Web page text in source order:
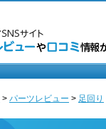
> パーツレビュー > 足回り